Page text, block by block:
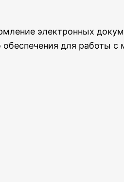
электронных
для работы